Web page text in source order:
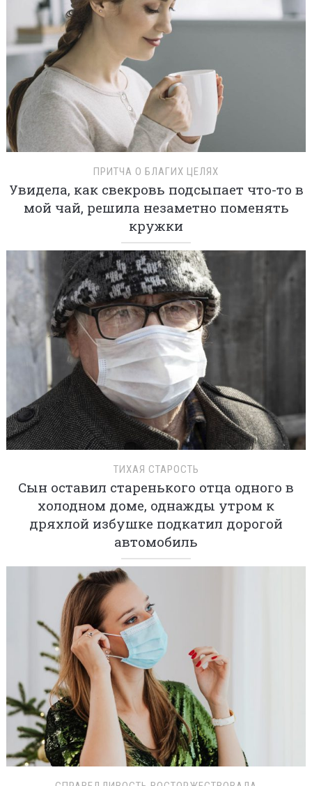
ПРИТЧА О БЛАГИХ ЦЕЛЯХ
Увидела, как свекровь подсыпает что-то в
мой чай, решила незаметно поменять
кружки
ТИХАЯ СТАРОСТЬ
Сын оставил старенького отца одного в
холодном доме, однажды утром к
дряхлой избушке подкатил дорогой
автомобиль